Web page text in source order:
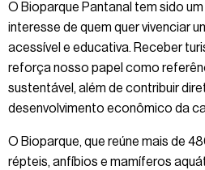
O Bioparque Pantanal tem sido
interesse de quem quer vivenciar
acessível e educativa. Receber
reforça nosso papel como
sustentável, além de contribuir
desenvolvimento econômico da
O Bioparque, que reúne mais de
répteis, anfíbios e mamíferos